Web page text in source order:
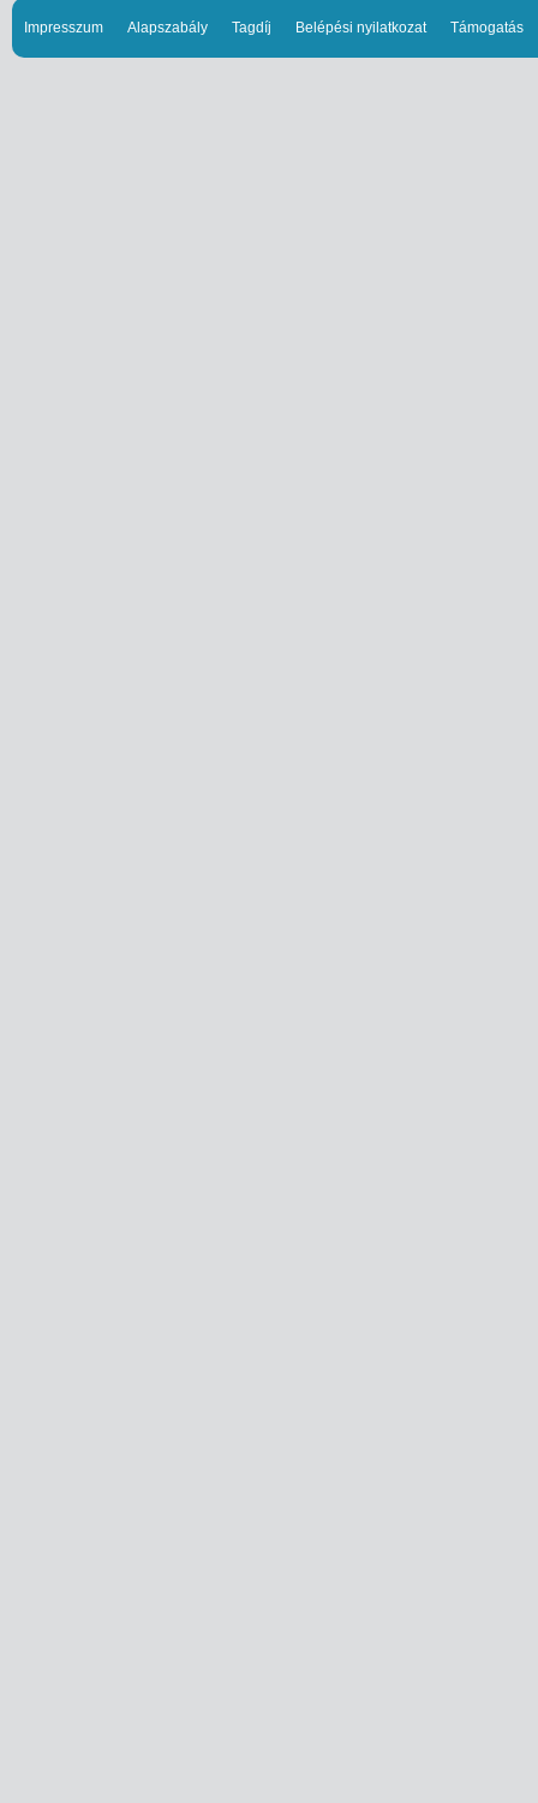
Impresszum Alapszabály Tagdíj Belépési nyilatkozat Támogatás